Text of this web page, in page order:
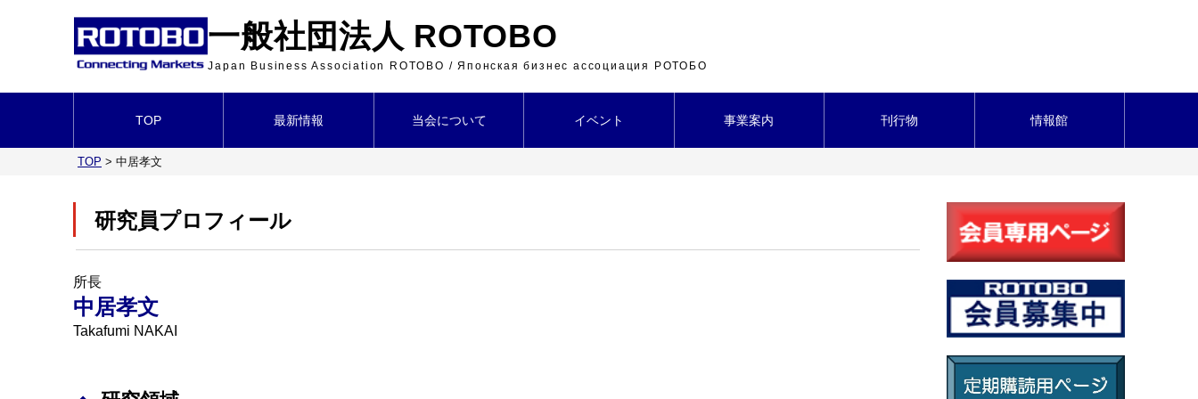
一般社団法人 ROTOBO
Japan Business Association ROTOBO / Японская бизнес ассоциация РОТОБО
TOP 最新情報 当会について イベント 事業案内 刊行物 情報館
TOP > 中居孝文
研究員プロフィール
所長
中居孝文
Takafumi NAKAI